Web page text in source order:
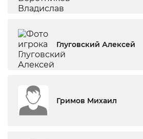
Глуговский Алексей
Гримов Михаил